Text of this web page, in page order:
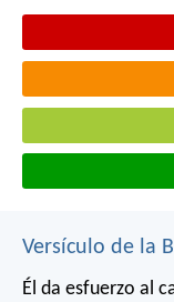
Versículo de la
Él da esfuerzo al